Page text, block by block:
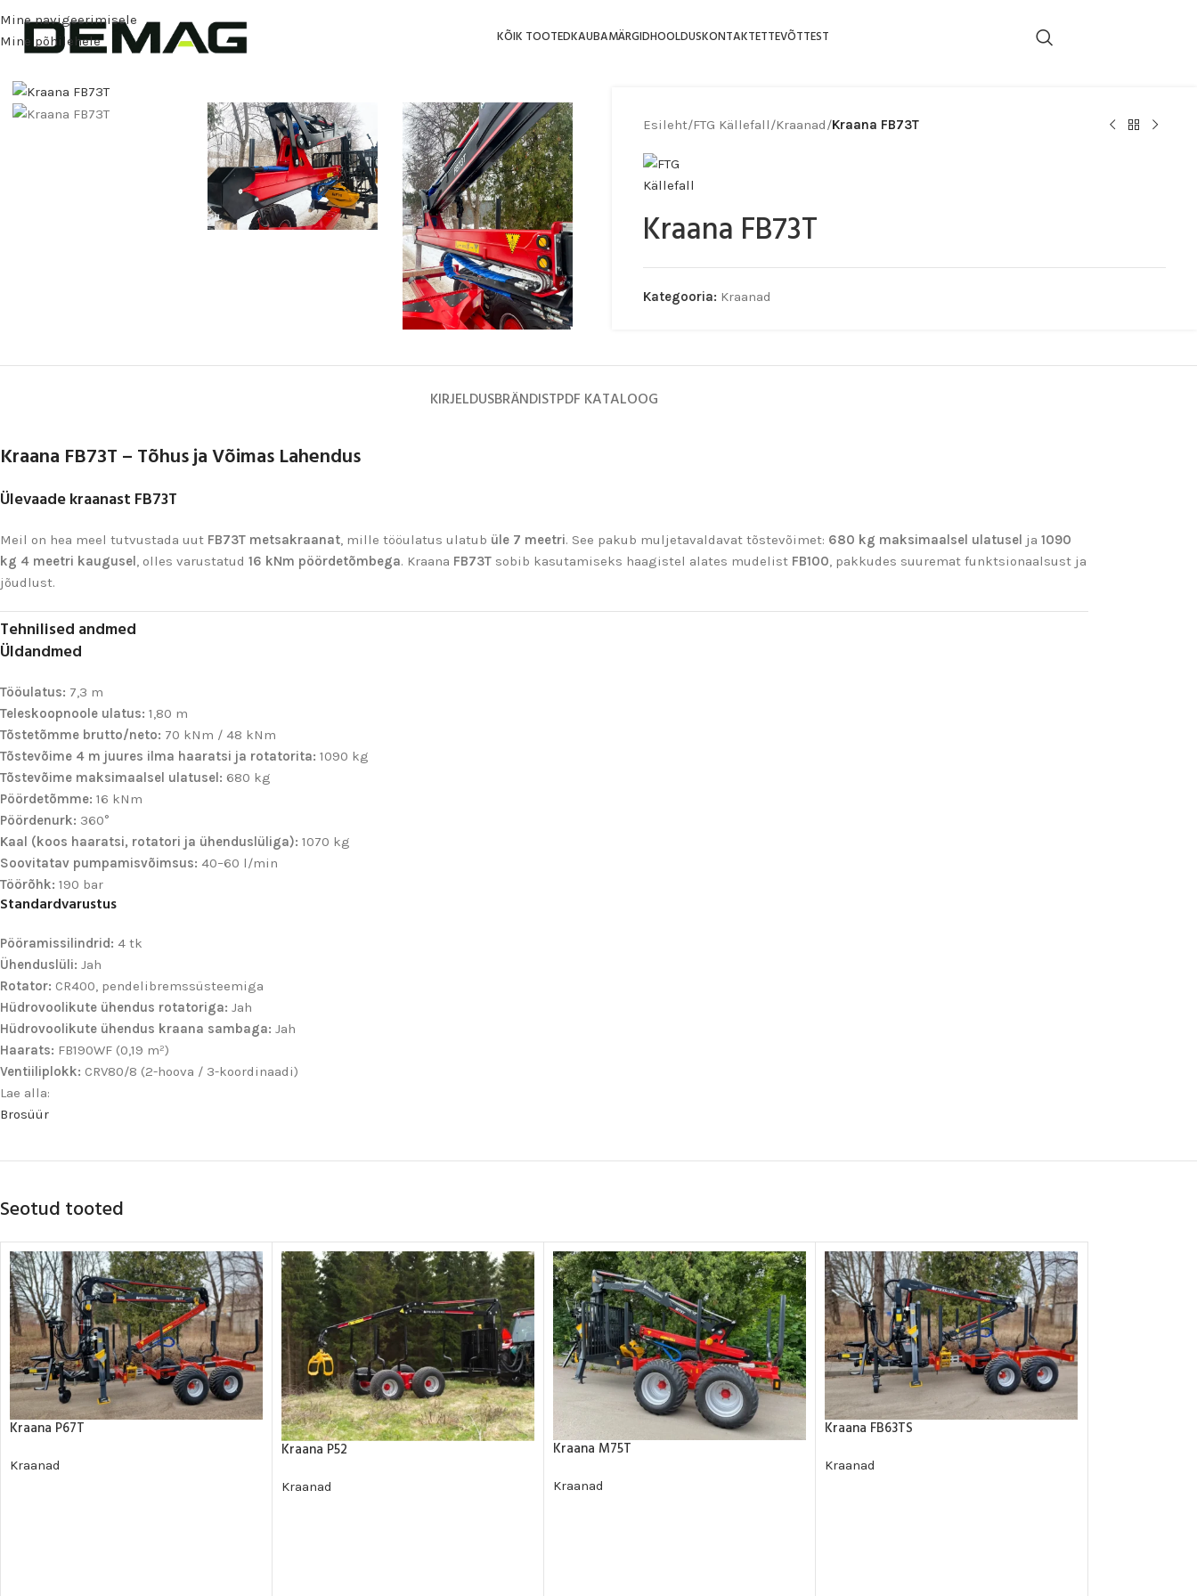
Mine navigeerimisele
Mine põhilehele
KÕIK TOOTEDKAUBAMÄRGIDHOOLDUSKONTAKTETTEVÕTTEST
Esileht/FTG Källefall/Kraanad/Kraana FB73T
Kraana FB73T
Kategooria: Kraanad
KIRJELDUSBRÄNDISTPDF KATALOOG
Kraana FB73T – Tõhus ja Võimas Lahendus
Ülevaade kraanast FB73T
Meil on hea meel tutvustada uut FB73T metsakraanat, mille tööulatus ulatub üle 7 meetri. See pakub muljetavaldavat tõstevõimet: 680 kg maksimaalsel ulatusel ja 1090
kg 4 meetri kaugusel, olles varustatud 16 kNm pöördetõmbega. Kraana FB73T sobib kasutamiseks haagistel alates mudelist FB100, pakkudes suuremat funktsionaalsust ja
jõudlust.
Tehnilised andmed
Üldandmed
Tööulatus: 7,3 m
Teleskoopnoole ulatus: 1,80 m
Tõstetõmme brutto/neto: 70 kNm / 48 kNm
Tõstevõime 4 m juures ilma haaratsi ja rotatorita: 1090 kg
Tõstevõime maksimaalsel ulatusel: 680 kg
Pöördetõmme: 16 kNm
Pöördenurk: 360°
Kaal (koos haaratsi, rotatori ja ühenduslüliga): 1070 kg
Soovitatav pumpamisvõimsus: 40–60 l/min
Töörõhk: 190 bar
Standardvarustus
Pööramissilindrid: 4 tk
Ühenduslüli: Jah
Rotator: CR400, pendelibremssüsteemiga
Hüdrovoolikute ühendus rotatoriga: Jah
Hüdrovoolikute ühendus kraana sambaga: Jah
Haarats: FB190WF (0,19 m²)
Ventiiliplokk: CRV80/8 (2-hoova / 3-koordinaadi)
Lae alla:
Brosüür
Seotud tooted
Kraana P67T
Kraanad
Kraana P52
Kraanad
Kraana M75T
Kraanad
Kraana FB63TS
Kraanad